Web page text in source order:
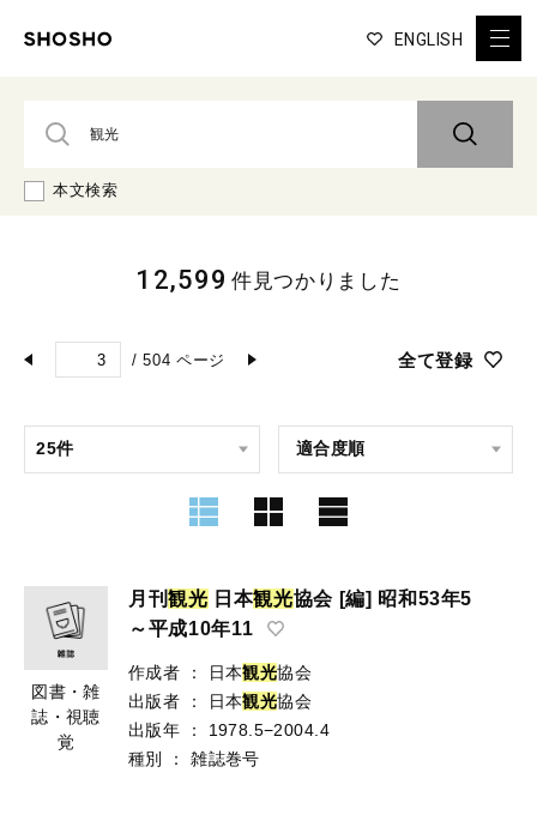
ENGLISH
本文検索
/ 504 ページ 全て登録
12,599 件見つかりました
図書・雑
誌・視聴
覚
月刊観光 日本観光協会 [編] 昭和53年5
～平成10年11
作成者 ： 日本観光協会
出版者
： 日本観光協会
出版年
：
1978.5−2004.4
種別
： 雑誌巻号